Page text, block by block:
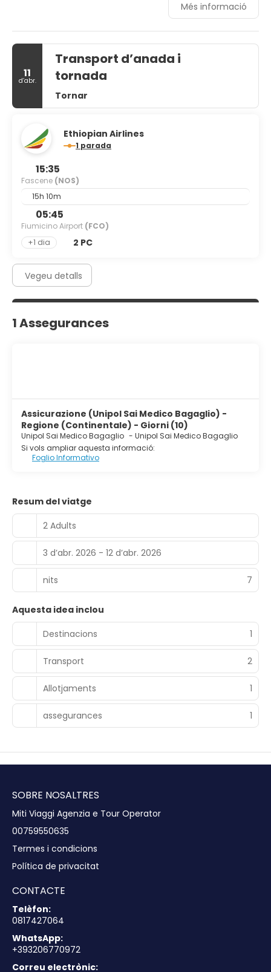
Pamper yourself with onsite massages or take in the view
from a garden. Additional amenities at this guesthouse
include complimentary wireless internet access and
tour/ticket assistance.
Stay in one of 10 guestrooms featuring flat-screen
televisions. Complimentary wireless internet access keeps
you connected, and satellite programming is available for
your entertainment. Bathrooms feature showers with
desks, and housekeeping is provided daily.
Cooked-to-order breakfasts are available daily from 7:00
Featured amenities include a 24-hour front desk,
multilingual staff, and luggage storage. Free self parking is
available onsite.
Més informació
11
d’abr.
Transport d’anada i
tornada
Tornar
Ethiopian Airlines
1 parada
15:35
Fascene (NOS)
15h 10m
05:45
Fiumicino Airport (FCO)
+1 dia
2 PC
Vegeu detalls
1 Assegurances
Assicurazione (Unipol Sai Medico Bagaglio) -
Regione (Continentale) - Giorni (10)
Unipol Sai Medico Bagaglio - Unipol Sai Medico Bagaglio
Si vols ampliar aquesta informació:
Foglio Informativo
Resum del viatge
2 Adults
3 d’abr. 2026 - 12 d’abr. 2026
nits 7
Aquesta idea inclou
Destinacions
1
Transport 2
Allotjaments 1
assegurances 1
SOBRE NOSALTRES
Miti Viaggi Agenzia e Tour Operator
00759550635
Termes i condicions
Política de privacitat
CONTACTE
Telèfon:
0817427064
WhatsApp:
+393206770972
Correu electrònic: